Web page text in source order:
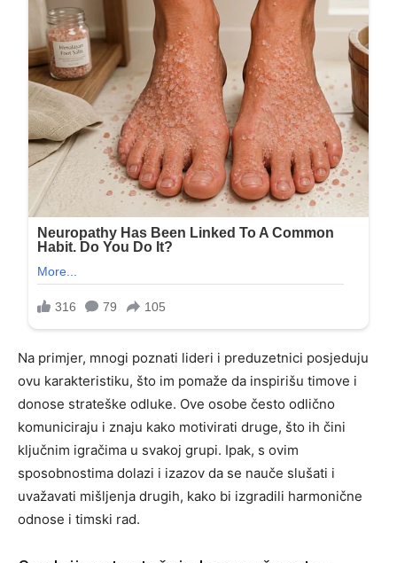
Na primjer, mnogi poznati lideri i preduzetnici posjeduju
ovu karakteristiku, što im pomaže da inspirišu timove i
donose strateške odluke. Ove osobe često odlično
komuniciraju i znaju kako motivirati druge, što ih čini
ključnim igračima u svakoj grupi. Ipak, s ovim
sposobnostima dolazi i izazov da se nauče slušati i
uvažavati mišljenja drugih, kako bi izgradili harmonične
odnose i timski rad.